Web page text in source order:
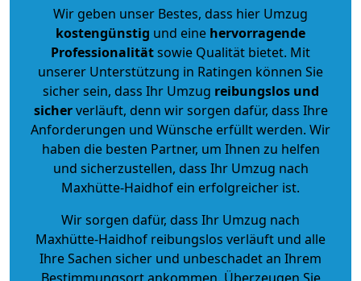
Wir geben unser Bestes, dass hier Umzug
kostengünstig und eine hervorragende
Professionalitätsowie Qualität bietet. Mit
unserer Unterstützung in Ratingen können Sie
sicher sein, dass Ihr Umzug reibungslos und
sicherverläuft, denn wir sorgen dafür, dass Ihre
Anforderungen und Wünsche erfüllt werden. Wir
haben die besten Partner, um Ihnen zu helfen
und sicherzustellen, dass Ihr Umzug nach
Maxhütte-Haidhof ein erfolgreicher ist.
Wir sorgen dafür, dass Ihr Umzug nach
Maxhütte-Haidhof reibungslos verläuft und alle
Ihre Sachen sicher und unbeschadet an Ihrem
Bestimmungsort ankommen. Überzeugen Sie